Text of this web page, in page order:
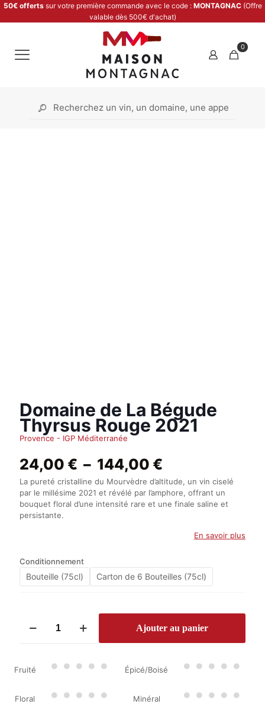
50€ offertssur votre première commande avec le code : MONTAGNAC (Offre
valable dès 500€ d'achat)
0
Domaine de La Bégude
Thyrsus Rouge 2021
Provence - IGP Méditerranée
24,00 € – 144,00 €
de
prix :
24,00 €
à
La pureté cristalline du Mourvèdre d’altitude, un vin ciselé
par le millésime 2021 et révélé par l’amphore, offrant un
bouquet floral d’une intensité rare et une finale saline et
persistante.
En savoir plus
Conditionnement
Bouteille (75cl) Carton de 6 Bouteilles (75cl)
Bégude
Rouge
Ajouter au panier
Fruité Épicé/Boisé
Floral Minéral